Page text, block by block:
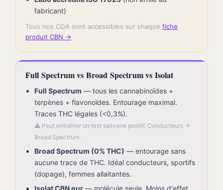
fabricant)
Tous nos COA sont accessibles sur chaque fiche
produit CBN →
Full Spectrum vs Broad Spectrum vs Isolat
Full Spectrum — tous les cannabinoïdes +
terpènes + flavonoïdes. Entourage maximal.
Traces THC légales (<0,3%).
⚠️ Peut entraîner un test salivaire positif. Conducteurs →
Broad Spectrum.
Broad Spectrum (0% THC) — entourage sans
aucune trace de THC. Idéal conducteurs, sportifs
(dopage), femmes allaitantes.
Isolat CBN pur — molécule seule. Moins d'effet